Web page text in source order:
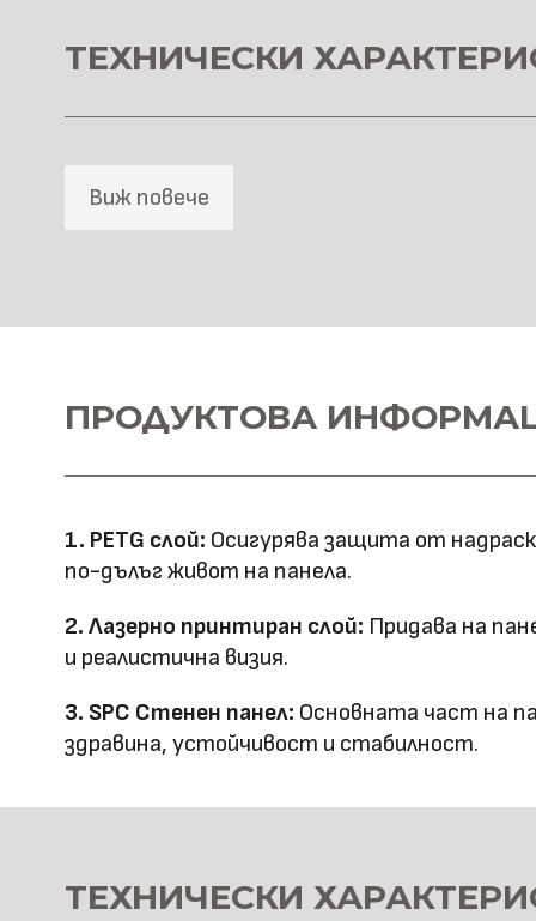
ТЕХНИЧЕСКИ
Виж повече
напречно сечение
SPC+PETG
Дебелина: 5
технология
Лазерно принтиране
Оценка за
ефективност
Клас на горимост
Предимства водоустойчив &
ПРОДУКТОВА
1. PETG слой: Осигурява защита от
по-дълъг живот на панела.
2. Лазерно принтиран слой: Придава на
и реалистична визия.
3. SPC Стенен панел: Основната част на
здравина, устойчивост и стабилност.
ТЕХНИЧЕСКИ